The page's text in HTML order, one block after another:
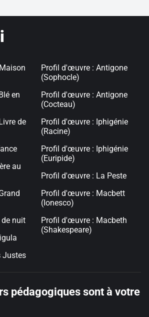
en
de
au
nuit
Justes
Profil d'œuvre : Antigone
(Sophocle)
Profil d'œuvre : Antigone
(Cocteau)
Profil d'œuvre : Iphigénie
(Racine)
Profil d'œuvre : Iphigénie
(Euripide)
Profil d'œuvre : La Peste
Profil d'œuvre : Macbett
(Ionesco)
Profil d'œuvre : Macbeth
(Shakespeare)
pédagogiques sont à votre